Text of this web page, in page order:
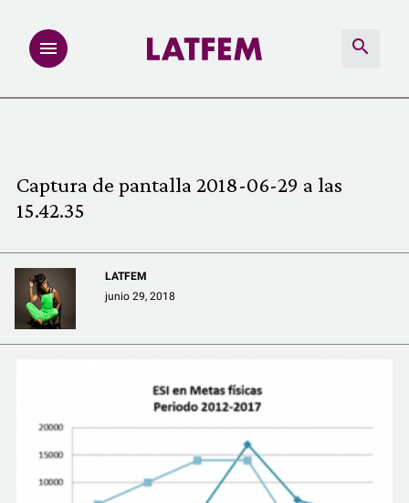
MULTIMEDIA
REDACCIÓN ABIERTA
LATFEMLAB.
Captura de pantalla 2018-06-29 a las
15.42.35
LATFEM
junio 29, 2018